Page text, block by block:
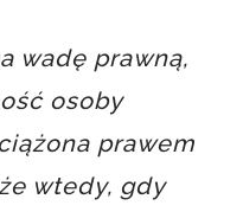
wadę prawną,
osoby
prawem
wtedy, gdy